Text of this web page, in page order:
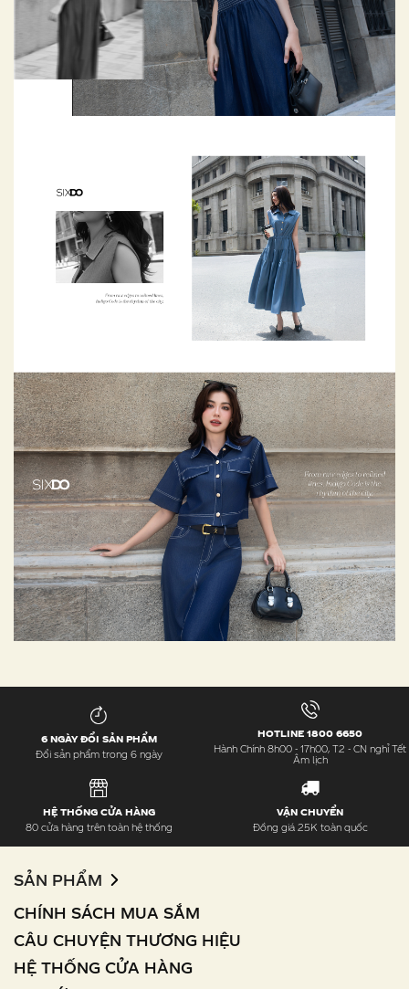
6 NGÀY ĐỔI SẢN PHẨM
Đổi sản phẩm trong 6 ngày
HOTLINE 1800 6650
Hành Chính 8h00 - 17h00, T2 - CN nghỉ Tết
Âm lịch
HỆ THỐNG CỬA HÀNG
80 cửa hàng trên toàn hệ thống
VẬN CHUYỂN
Đồng giá 25K toàn quốc
SẢN PHẨM
CHÍNH SÁCH MUA SẮM
CÂU CHUYỆN THƯƠNG HIỆU
HỆ THỐNG CỬA HÀNG